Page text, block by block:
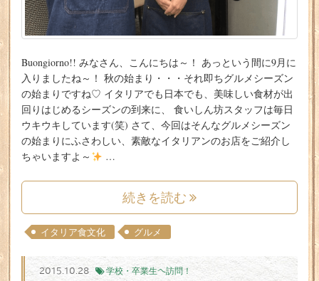
Buongiorno!! みなさん、こんにちは～！ あっという間に9月に
入りましたね～！ 秋の始まり・・・それ即ちグルメシーズン
の始まりですね♡ イタリアでも日本でも、美味しい食材が出
回りはじめるシーズンの到来に、 食いしん坊スタッフは毎日
ウキウキしています(笑) さて、今回はそんなグルメシーズン
の始まりにふさわしい、素敵なイタリアンのお店をご紹介し
ちゃいますよ～
…
続きを読む
イタリア食文化 グルメ
2015.10.28 学校・卒業生へ訪問！